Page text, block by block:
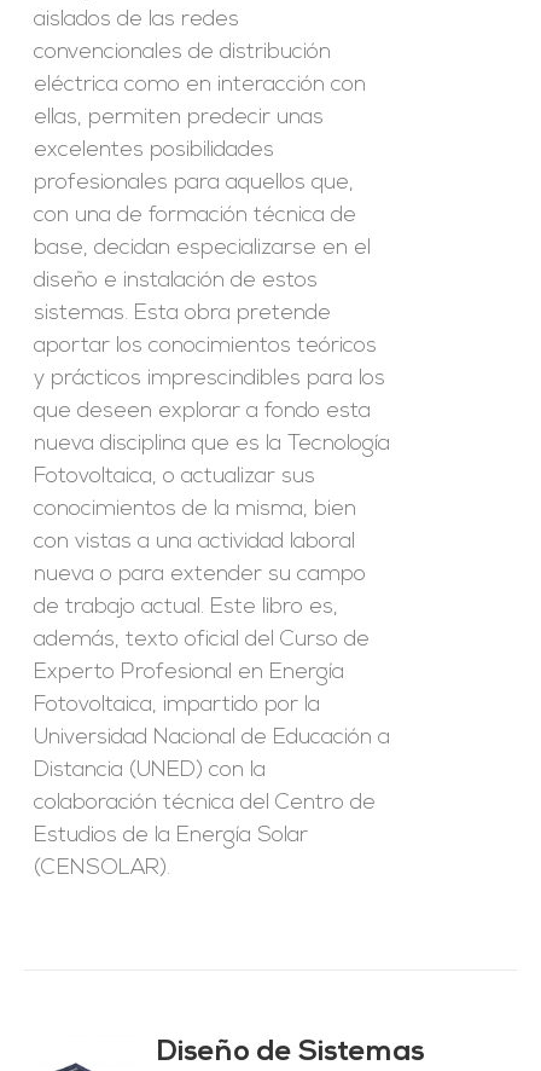
aislados de las redes
convencionales de distribución
eléctrica como en interacción con
ellas, permiten predecir unas
excelentes posibilidades
profesionales para aquellos que,
con una de formación técnica de
base, decidan especializarse en el
diseño e instalación de estos
sistemas. Esta obra pretende
aportar los conocimientos teóricos
y prácticos imprescindibles para los
que deseen explorar a fondo esta
nueva disciplina que es la Tecnología
Fotovoltaica, o actualizar sus
conocimientos de la misma, bien
con vistas a una actividad laboral
nueva o para extender su campo
de trabajo actual. Este libro es,
además, texto oficial del Curso de
Experto Profesional en Energía
Fotovoltaica, impartido por la
Universidad Nacional de Educación a
Distancia (UNED) con la
colaboración técnica del Centro de
Estudios de la Energía Solar
(CENSOLAR).
Diseño de Sistemas